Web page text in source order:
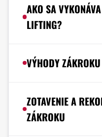
AKO SA
LIFTING?
VÝHODY ZÁKROKU
ZOTAVENIE A
ZÁKROKU